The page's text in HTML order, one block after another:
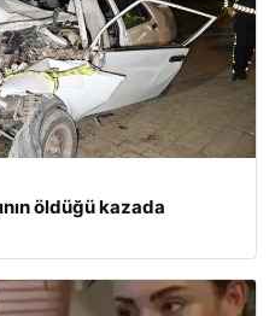
öldüğü kazada